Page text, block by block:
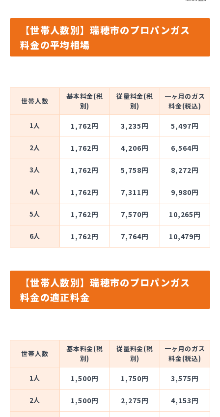
【世帯人数別】瑞穂市のプロパンガス
料金の平均相場
世帯人数
基本料金(税
別)
従量料金(税
別)
一ヶ月のガス
料金(税込)
1人 1,762円 3,235円 5,497円
2人 1,762円 4,206円 6,564円
3人 1,762円 5,758円 8,272円
4人 1,762円 7,311円 9,980円
5人 1,762円 7,570円 10,265円
6人 1,762円 7,764円 10,479円
【世帯人数別】瑞穂市のプロパンガス
料金の適正料金
世帯人数
基本料金(税
別)
従量料金(税
別)
一ヶ月のガス
料金(税込)
1人 1,500円 1,750円 3,575円
2人 1,500円 2,275円 4,153円